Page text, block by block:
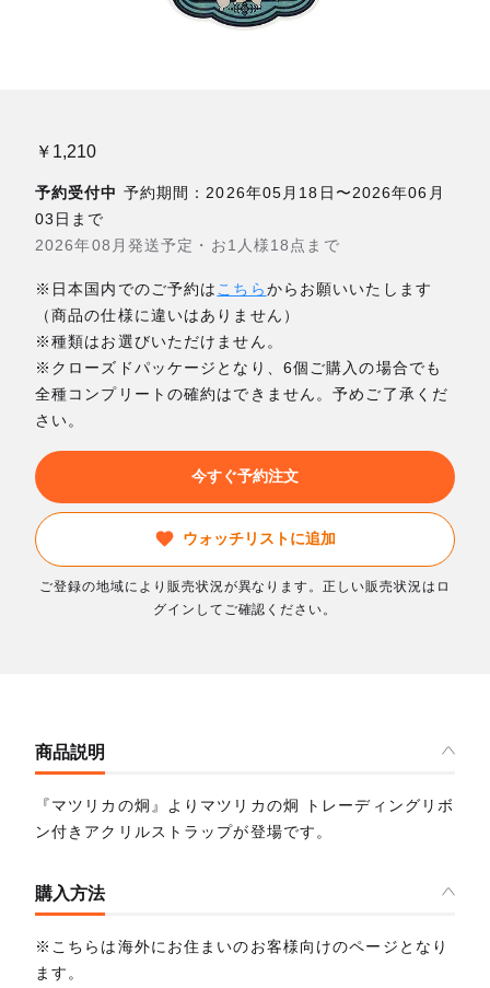
￥1,210
予約受付中 予約期間：2026年05月18日〜2026年06月
03日まで
2026年08月発送予定・お1人様18点まで
※日本国内でのご予約は こちらからお願いいたします
（商品の仕様に違いはありません）
※種類はお選びいただけません。
※クローズドパッケージとなり、6個ご購入の場合でも
全種コンプリートの確約はできません。予めご了承くだ
さい。
今すぐ予約注文
ウォッチリストに追加
ご登録の地域により販売状況が異なります。正しい販売状況はロ
グインしてご確認ください。
商品説明
『マツリカの炯』よりマツリカの炯 トレーディングリボ
ン付きアクリルストラップが登場です。
購入方法
※こちらは海外にお住まいのお客様向けのページとなり
ます。